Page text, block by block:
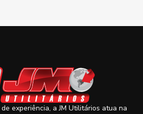
experiência, a JM Utilitários atua na